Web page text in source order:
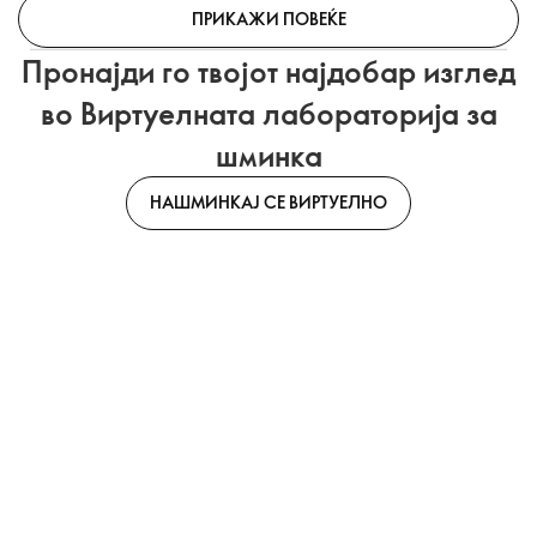
ПРИКАЖИ ПОВЕЌЕ
Пронајди го твојот најдобар изглед
во Виртуелната лабораторија за
шминка
НАШМИНКАЈ СЕ ВИРТУЕЛНО